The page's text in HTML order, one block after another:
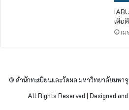
เพื่อ
เ
© สำนักทะเบียนและวัดผล มหาวิทยาลัยมห
All Rights Reserved | Designed and